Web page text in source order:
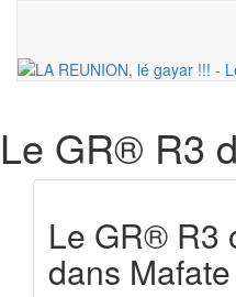
Le GR® R3
Le GR® R3
dans Mafate